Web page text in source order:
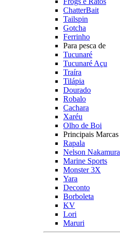
ChatterBait
Tailspin
Gotcha
Ferrinho
Para pesca de
Tucunaré
Tucunaré Açu
Traíra
Tilápia
Dourado
Robalo
Cachara
Xaréu
Olho de Boi
Principais Marcas
Rapala
Nelson Nakamura
Marine Sports
Monster 3X
Yara
Deconto
Borboleta
KV
Lori
Maruri